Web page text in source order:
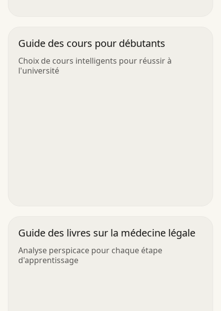
Guide des cours pour débutants
Choix de cours intelligents pour réussir à
l'université
Guide des livres sur la médecine légale
Analyse perspicace pour chaque étape
d'apprentissage